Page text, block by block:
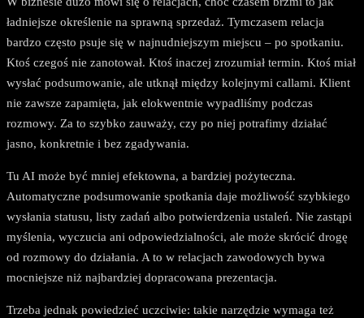
ładniejsze określenie na sprawną sprzedaż. Tymczasem relacja
bardzo często psuje się w najnudniejszym miejscu – po spotkaniu.
Ktoś czegoś nie zanotował. Ktoś inaczej zrozumiał termin. Ktoś miał
wysłać podsumowanie, ale utknął między kolejnymi callami. Klient
nie zawsze zapamięta, jak elokwentnie wypadliśmy podczas
rozmowy. Za to szybko zauważy, czy po niej potrafimy działać
jasno, konkretnie i bez zgadywania.
Tu AI może być mniej efektowna, a bardziej pożyteczna.
Automatyczne podsumowanie spotkania daje możliwość szybkiego
wysłania statusu, listy zadań albo potwierdzenia ustaleń. Nie zastąpi
myślenia, wyczucia ani odpowiedzialności, ale może skrócić drogę
od rozmowy do działania. A to w relacjach zawodowych bywa
mocniejsze niż najbardziej dopracowana prezentacja.
Trzeba jednak powiedzieć uczciwie: takie narzędzie wymaga też